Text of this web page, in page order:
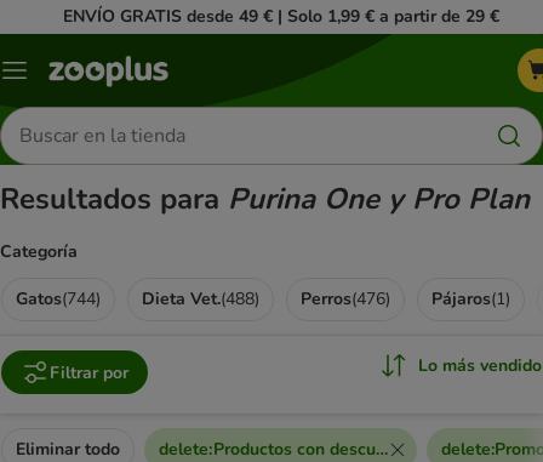
ENVÍO GRATIS desde 49 € | Solo 1,99 € a partir de 29 €
Menú
Buscar
productos
Resultados para Purina One y Pro Plan
Categoría
Gatos(744) Dieta Vet.(488) Perros(476) Pájaros(1)
Filtrar por Lo más vendido
Eliminar todo delete:Productos con descuento extradelete: